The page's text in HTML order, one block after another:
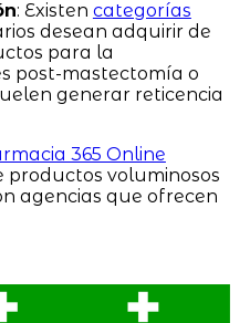
: Existen categorías
desean adquirir de
para la
post-mastectomía o
generar reticencia
365 Online
voluminosos
agencias que ofrecen